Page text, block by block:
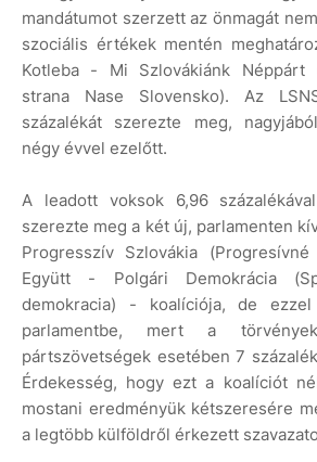
mandátumot szerzett az önmagát
szociális értékek mentén
Kotleba - Mi Szlovákiánk Néppárt
strana Nase Slovensko). Az
százalékát szerezte meg,
négy évvel ezelőtt.
A leadott voksok 6,96
szerezte meg a két új, parlamenten
Progresszív Szlovákia
Együtt - Polgári Demokrácia
demokracia) - koalíciója, de
parlamentbe, mert a
pártszövetségek esetében 7
Érdekesség, hogy ezt a koalíciót
mostani eredményük kétszeresére
a legtöbb külföldről érkezett